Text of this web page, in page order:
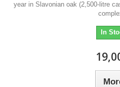
year in Slavonian oak (2,500-litre
In